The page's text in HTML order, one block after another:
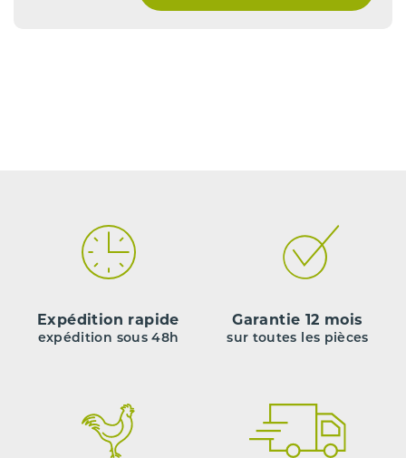
Expédition rapide
expédition sous 48h
Garantie 12 mois
sur toutes les pièces